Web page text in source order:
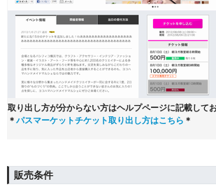
取り出し方が分からない方はヘルプページに記載してお
＊ パスマーケットチケット取り出し方はこちら ＊
販売条件